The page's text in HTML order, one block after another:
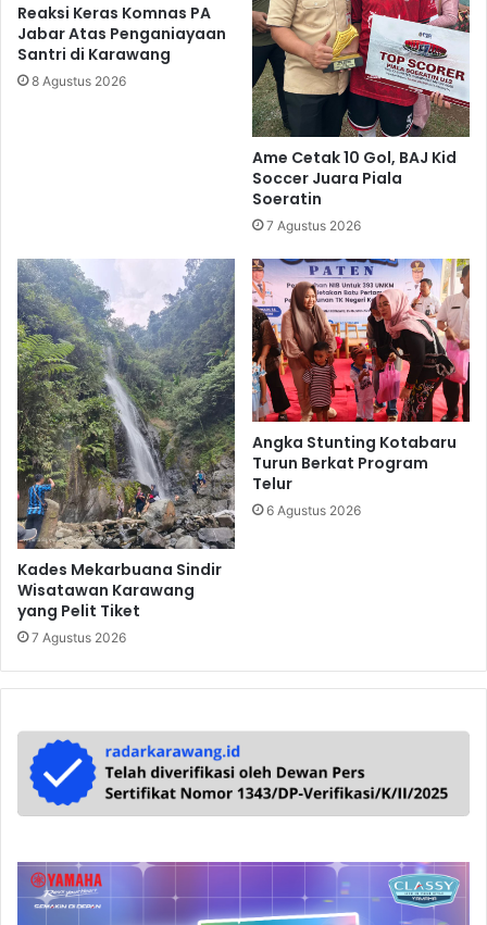
Reaksi Keras Komnas PA
Jabar Atas Penganiayaan
Santri di Karawang
8 Agustus 2026
Ame Cetak 10 Gol, BAJ Kid
Soccer Juara Piala
Soeratin
7 Agustus 2026
Kades Mekarbuana Sindir
Wisatawan Karawang
yang Pelit Tiket
7 Agustus 2026
Angka Stunting Kotabaru
Turun Berkat Program
Telur
6 Agustus 2026